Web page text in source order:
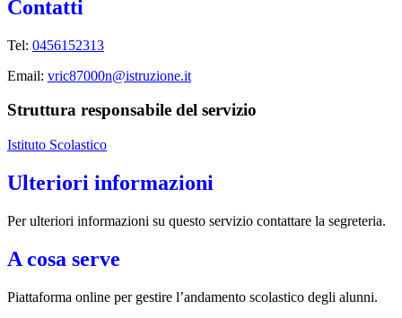
Contatti
Tel: 0456152313
Email: vric87000n@istruzione.it
Struttura responsabile del servizio
Istituto Scolastico
Ulteriori informazioni
Per ulteriori informazioni su questo servizio contattare la segreteria.
A cosa serve
Piattaforma online per gestire l’andamento scolastico degli alunni.